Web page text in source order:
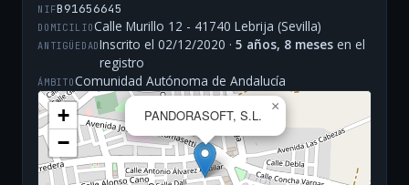
NIFB91656645
DOMICILIOCalle Murillo 12 - 41740 Lebrija (Sevilla)
ANTIGÜEDADInscrito el 02/12/2020 ·5 años, 8 meses en el
registro
ÁMBITOComunidad Autónoma de Andalucía
PANDORASOFT, S.L.
×
+
−